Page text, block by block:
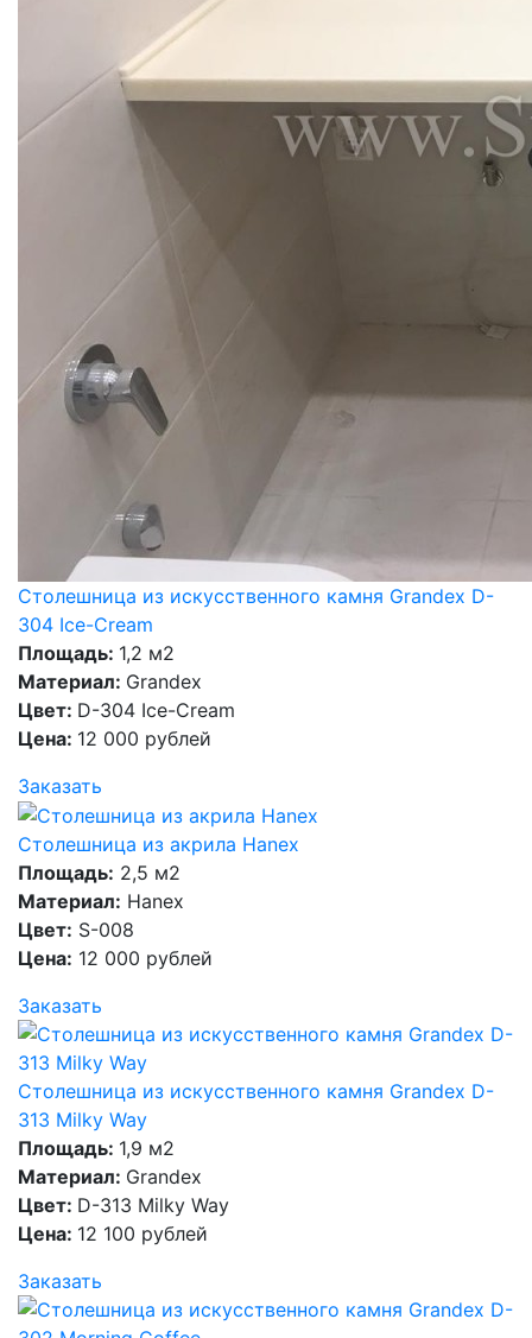
Столешница из искусственного камня Grandex D-
304 Ice-Cream
Площадь: 1,2 м2
Материал: Grandex
Цвет: D-304 Ice-Cream
Цена: 12 000 рублей
Заказать
Столешница из акрила Hanex
Площадь: 2,5 м2
Материал: Hanex
Цвет: S-008
Цена: 12 000 рублей
Заказать
Столешница из искусственного камня Grandex D-
313 Milky Way
Площадь: 1,9 м2
Материал: Grandex
Цвет: D-313 Milky Way
Цена: 12 100 рублей
Заказать